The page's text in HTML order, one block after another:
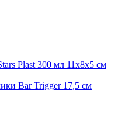
Plast 300 мл 11х8х5 см
Bar Trigger 17,5 см